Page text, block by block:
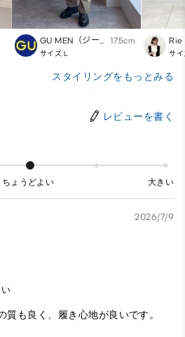
GU MEN（ジーユー） 175cm
サイズ:L
Rie
サイ
スタイリングをもっとみる
レビューを書く
ちょうどよい 大きい
2026/7/9
も良く、履き心地が良いです。